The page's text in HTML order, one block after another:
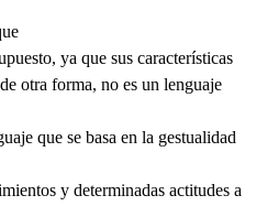
ya que sus características
otra forma, no es un lenguaje
que se basa en la gestualidad
y determinadas actitudes a